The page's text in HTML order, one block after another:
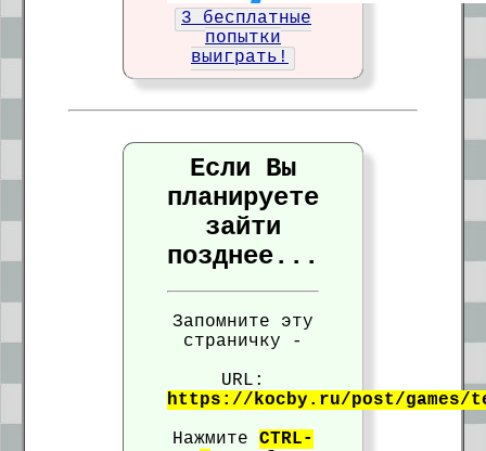
3 бесплатные
попытки
выиграть!
Если Вы
планируете
зайти
позднее...
Запомните эту
страничку -
URL:
https://kocby.ru/post/games/
Нажмите CTRL-